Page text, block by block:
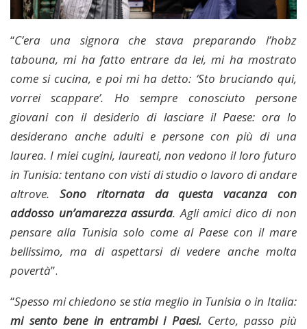
“C’era una signora che stava preparando l’hobz
tabouna, mi ha fatto entrare da lei, mi ha mostrato
come si cucina, e poi mi ha detto: ‘Sto bruciando qui,
vorrei scappare’. Ho sempre conosciuto persone
giovani con il desiderio di lasciare il Paese: ora lo
desiderano anche adulti e persone con più di una
laurea. I miei cugini, laureati, non vedono il loro futuro
in Tunisia: tentano con visti di studio o lavoro di andare
altrove. Sono ritornata da questa vacanza con
addosso un’amarezza assurda. Agli amici dico di non
pensare alla Tunisia solo come al Paese con il mare
bellissimo, ma di aspettarsi di vedere anche molta
povertà”.
“Spesso mi chiedono se stia meglio in Tunisia o in Italia:
mi sento bene in entrambi i Paesi. Certo, passo più